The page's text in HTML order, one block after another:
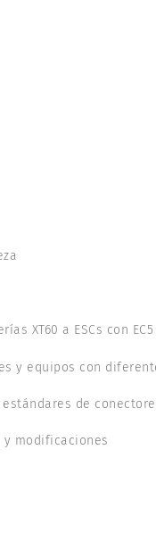
XT60 a ESCs con EC5
y equipos con
de
y modificaciones